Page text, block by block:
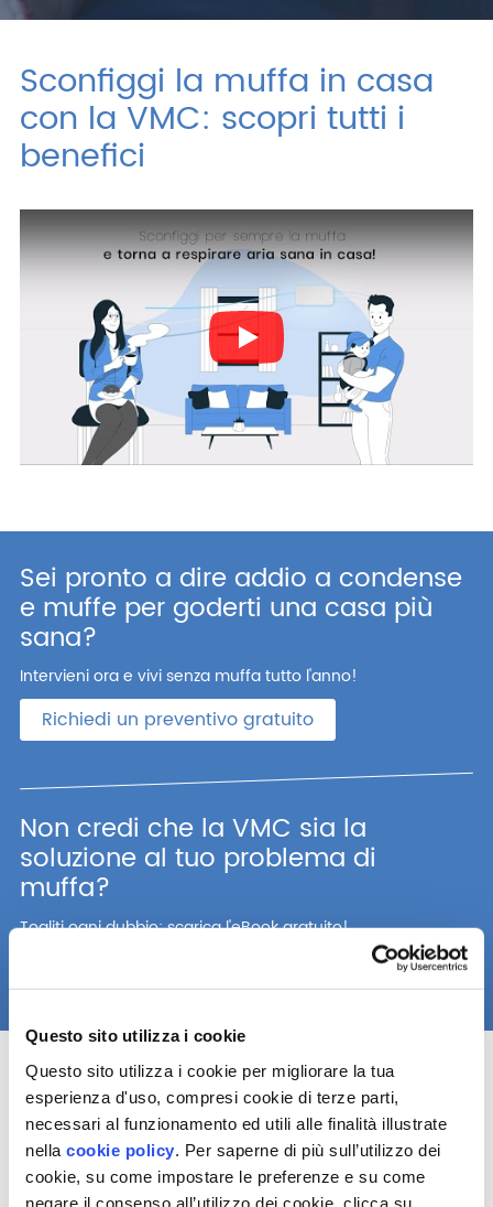
Questo sito utilizza i cookie
Questo sito utilizza i cookie per migliorare la tua
esperienza d'uso, compresi cookie di terze parti,
necessari al funzionamento ed utili alle finalità illustrate
nella cookie policy . Per saperne di più sull’utilizzo dei
cookie, su come impostare le preferenze e su come
negare il consenso all’utilizzo dei cookie, clicca su
Sconfiggi la muffa in casa
con la VMC: scopri tutti i
benefici
Play
Sei pronto a dire addio a condense
e muffe per goderti una casa più
sana?
Intervieni ora e vivi senza muffa tutto l'anno!
Richiedi un preventivo gratuito
Non credi che la VMC sia la
soluzione al tuo problema di
muffa?
Togliti ogni dubbio: scarica l'eBook gratuito!
Cosa devi sapere sulla muffa